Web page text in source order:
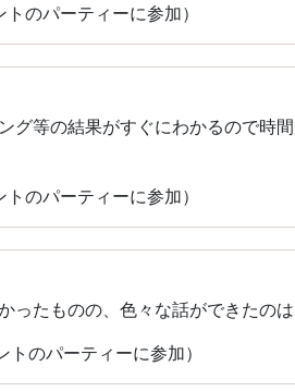
のパーティーに参加）
グ等の結果がすぐにわかるので
のパーティーに参加）
ったものの、色々な話ができたの
のパーティーに参加）